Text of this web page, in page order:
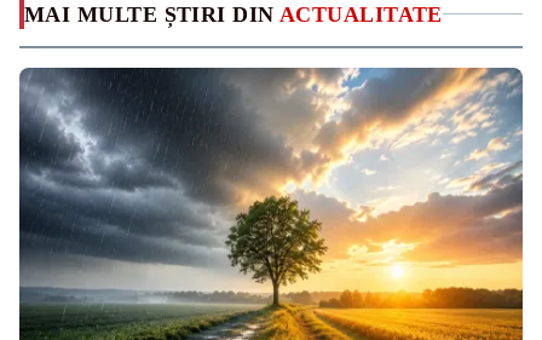
MAI MULTE ȘTIRI DIN ACTUALITATE